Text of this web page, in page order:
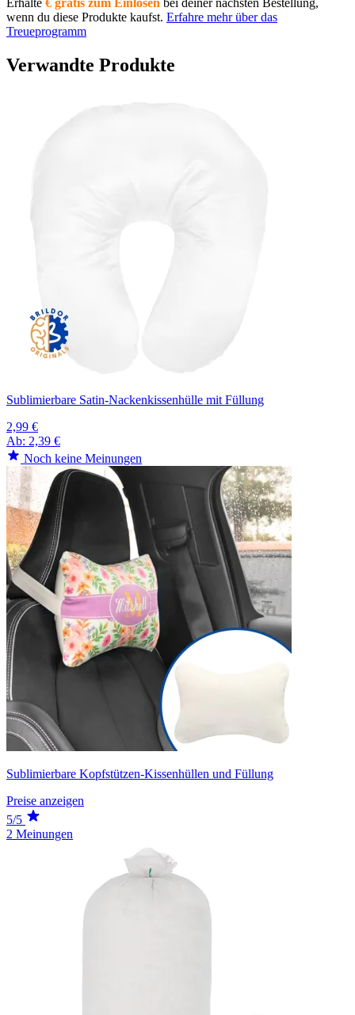
wenn du diese Produkte kaufst. Erfahre mehr über das
Treueprogramm
Verwandte Produkte
Sublimierbare Satin-Nackenkissenhülle mit Füllung
2,99 €
Ab: 2,39 €
Noch keine Meinungen
Sublimierbare Kopfstützen-Kissenhüllen und Füllung
Preise anzeigen
5/5
2 Meinungen